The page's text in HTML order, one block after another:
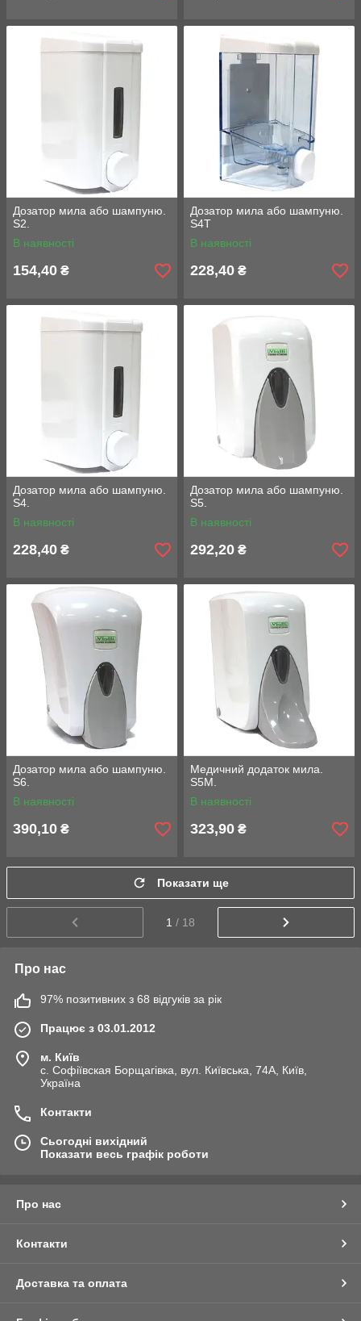
Дозатор мила або шампуню.
S2.
В наявності
154,40 ₴
Дозатор мила або шампуню.
S4T
В наявності
228,40 ₴
Дозатор мила або шампуню.
S4.
В наявності
228,40 ₴
Дозатор мила або шампуню.
S5.
В наявності
292,20 ₴
Дозатор мила або шампуню.
S6.
В наявності
390,10 ₴
Медичний додаток мила.
S5M.
В наявності
323,90 ₴
Показати ще
1 / 18
Про нас
97% позитивних з 68 відгуків за рік
Працює з 03.01.2012
м. Київ
с. Софіївская Борщагівка, вул. Київська, 74А, Київ,
Україна
Контакти
Сьогодні вихідний
Показати весь графік роботи
Про нас
Контакти
Доставка та оплата